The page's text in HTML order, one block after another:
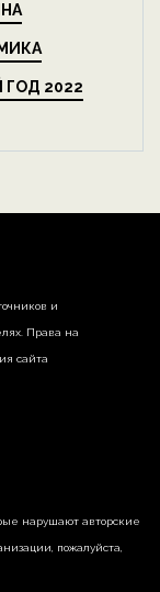
2022
и
Права на
сайта
нарушают авторские
пожалуйста,